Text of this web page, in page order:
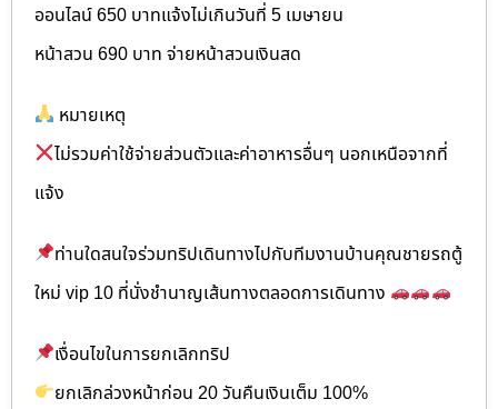
ออนไลน์ 650 บาทแจ้งไม่เกินวันที่ 5 เมษายน
หน้าสวน 690 บาท จ่ายหน้าสวนเงินสด
หมายเหตุ
ไม่รวมค่าใช้จ่ายส่วนตัวและค่าอาหารอื่นๆ นอกเหนือจากที่
แจ้ง
ท่านใดสนใจร่วมทริปเดินทางไปกับทีมงานบ้านคุณชายรถตู้
ใหม่ vip 10 ที่นั่งชำนาญเส้นทางตลอดการเดินทาง
เงื่อนไขในการยกเลิกทริป
ยกเลิกล่วงหน้าก่อน 20 วันคืนเงินเต็ม 100%